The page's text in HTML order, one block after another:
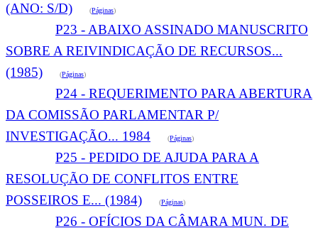
(ANO: S/D) (Páginas)
P23 - ABAIXO ASSINADO MANUSCRITO
SOBRE A REIVINDICAÇÃO DE RECURSOS...
(1985) (Páginas)
P24 - REQUERIMENTO PARA ABERTURA
DA COMISSÃO PARLAMENTAR P/
INVESTIGAÇÃO... 1984 (Páginas)
P25 - PEDIDO DE AJUDA PARA A
RESOLUÇÃO DE CONFLITOS ENTRE
POSSEIROS E... (1984) (Páginas)
P26 - OFÍCIOS DA CÂMARA MUN. DE